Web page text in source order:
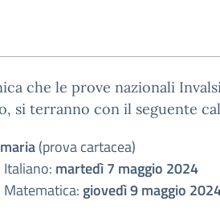
che le prove nazionali
si terranno con il seguente
(provacartacea)
Italiano: martedì 7 maggio 2024
Matematica: giovedì 9 maggio